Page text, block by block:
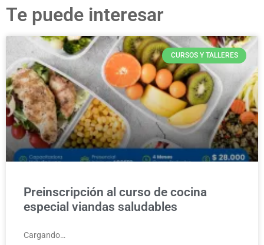
Te puede interesar
CURSOS Y TALLERES
Preinscripción al curso de cocina
especial viandas saludables
Cargando…